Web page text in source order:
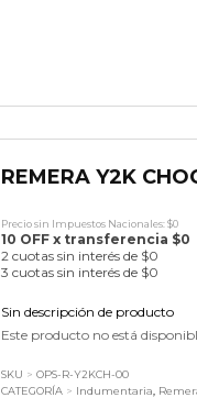
REMERA Y2K
Precio sin Impuestos Nacionales: $0
10 OFF x transferencia $0
2 cuotas sin interés de $0
3 cuotas sin interés de $0
Sin descripción de producto
Este producto no está
SKU > OPS-R-Y2KCH-00
CATEGORÍA > Indumentaria